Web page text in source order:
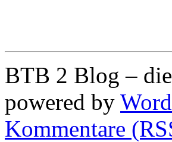
BTB 2 Blog –
powered by
Kommentare